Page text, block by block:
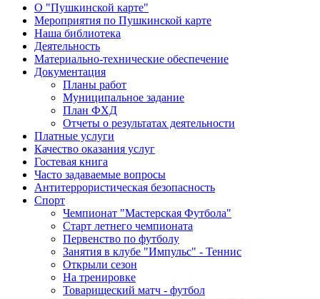
О "Пушкинской карте"
Мероприятия по Пушкинской карте
Наша библиотека
Деятельность
Материально-технические обеспечение
Документация
Планы работ
Муниципальное задание
План ФХД
Отчеты о результатах деятельности
Платные услуги
Качество оказания услуг
Гостевая книга
Часто задаваемые вопросы
Антитеррористическая безопасность
Спорт
Чемпионат "Мастерская Футбола"
Старт летнего чемпионата
Первенство по футболу
Занятия в клубе "Импульс" - Теннис
Открыли сезон
На тренировке
Товарищеский матч - футбол